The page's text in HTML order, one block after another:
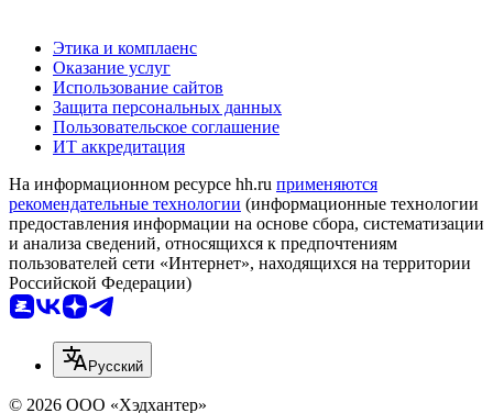
Этика и комплаенс
Оказание услуг
Использование сайтов
Защита персональных данных
Пользовательское соглашение
ИТ аккредитация
На информационном ресурсе hh.ru применяются
рекомендательные технологии (информационные технологии
предоставления информации на основе сбора, систематизации
и анализа сведений, относящихся к предпочтениям
пользователей сети «Интернет», находящихся на территории
Российской Федерации)
Русский
© 2026 ООО «Хэдхантер»